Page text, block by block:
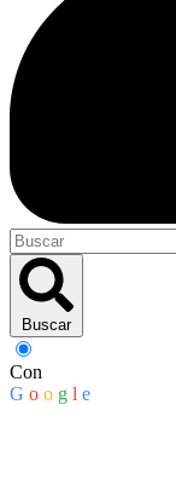
Buscar
Con
G o o g l e